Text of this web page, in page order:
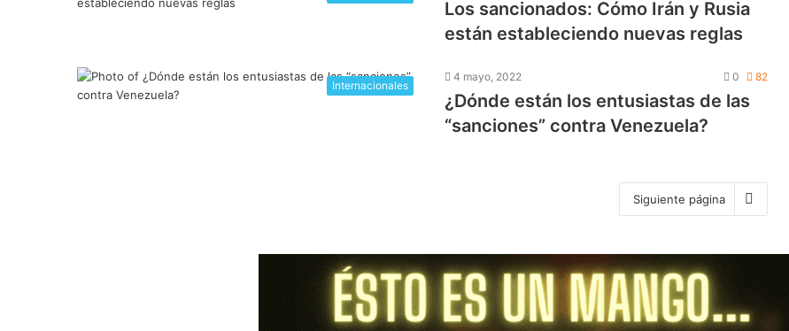
Los sancionados: Cómo Irán y Rusia
están estableciendo nuevas reglas
Internacionales
4 mayo, 2022 0 82
¿Dónde están los entusiastas de las
“sanciones” contra Venezuela?
Siguiente página